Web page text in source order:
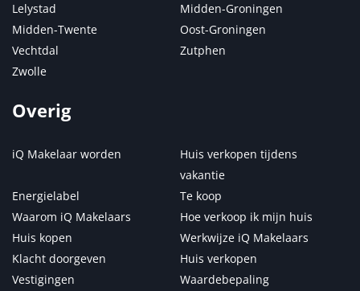
Lelystad
Midden-Groningen
Midden-Twente
Oost-Groningen
Vechtdal
Zutphen
Zwolle
Overig
iQ Makelaar worden
Huis verkopen tijdens
vakantie
Energielabel
Te koop
Waarom iQ Makelaars
Hoe verkoop ik mijn huis
Huis kopen
Werkwijze iQ Makelaars
Klacht doorgeven
Huis verkopen
Vestigingen
Waardebepaling